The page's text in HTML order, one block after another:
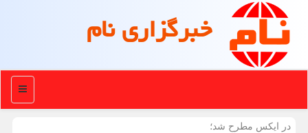
خبرگزاری نام
منو
در ایكس مطرح شد؛